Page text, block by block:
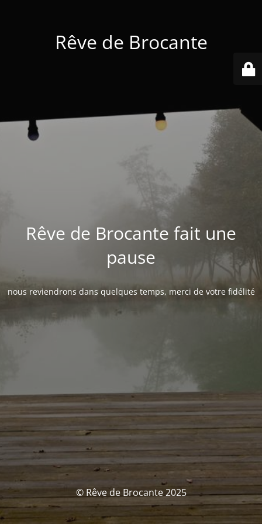
Rêve de Brocante
Rêve de Brocante fait une
pause
nous reviendrons dans quelques temps, merci de votre fidélité
© Rêve de Brocante 2025